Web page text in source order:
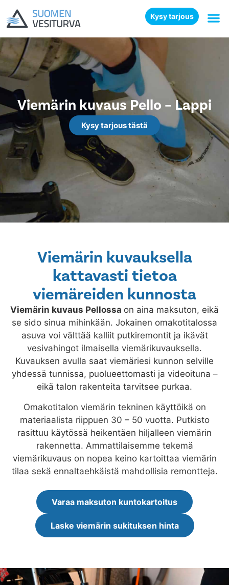
Kysy tarjous
Viemärin kuvaus Pello – Lappi
Kysy tarjous tästä
Viemärin kuvauksella
kattavasti tietoa
viemäreiden kunnosta
Viemärin kuvaus Pellossa on aina maksuton, eikä
se sido sinua mihinkään. Jokainen omakotitalossa
asuva voi välttää kalliit putkiremontit ja ikävät
vesivahingot ilmaisella viemärikuvauksella.
Kuvauksen avulla saat viemäriesi kunnon selville
yhdessä tunnissa, puolueettomasti ja videoituna –
eikä talon rakenteita tarvitsee purkaa.
Omakotitalon viemärin tekninen käyttöikä on
materiaalista riippuen 30 – 50 vuotta. Putkisto
rasittuu käytössä heikentäen hiljalleen viemärin
rakennetta. Ammattilaisemme tekemä
viemärikuvaus on nopea keino kartoittaa viemärin
tilaa sekä ennaltaehkäistä mahdollisia remontteja.
Varaa maksuton kuntokartoitus
Laske viemärin sukituksen hinta